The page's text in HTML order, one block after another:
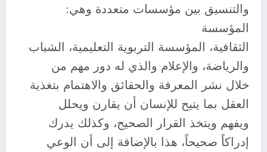
والتنسيق بين مؤسسات متعددة وهي:
المؤسسة
الثقافية، المؤسسة التربوية التعليمية، الشباب
والرياضة، والإعلام والذي له دور مهم من
خلال نشر المعرفة والحقائق والاهتمام بتغذية
العقل بما يتيح للإنسان أن يقارن ويحلل
ويفهم ويتخذ القرار الصحيح، وكذلك يدرك
إدراكاً صحيحاً، هذا بالإضافة إلى أن الوعي